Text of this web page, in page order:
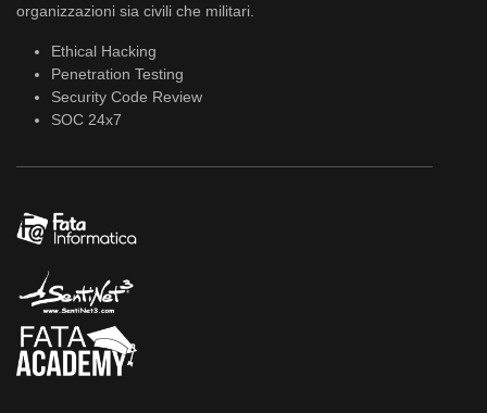
organizzazioni sia civili che militari.
Ethical Hacking
Penetration Testing
Security Code Review
SOC 24x7